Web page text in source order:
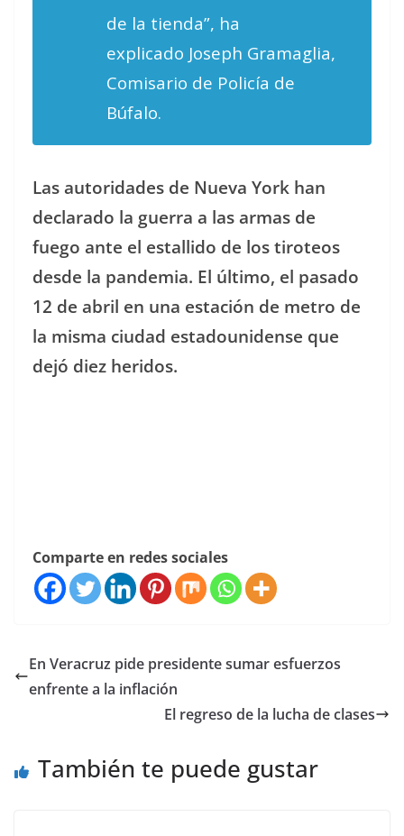
de la tienda”, ha
explicado Joseph Gramaglia,
Comisario de Policía de
Búfalo.
Las autoridades de Nueva York han
declarado la guerra a las armas de
fuego ante el estallido de los tiroteos
desde la pandemia. El último, el pasado
12 de abril en una estación de metro de
la misma ciudad estadounidense que
dejó diez heridos.
Comparte en redes sociales
En Veracruz pide presidente sumar esfuerzos
enfrente a la inflación
El regreso de la lucha de clases
También te puede gustar